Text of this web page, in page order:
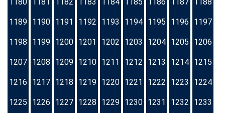
1189 1190 1191 1192 1193 1194 1195 1196 1197
1198 1199 1200 1201 1202 1203 1204 1205 1206
1207 1208 1209 1210 1211 1212 1213 1214 1215
1216 1217 1218 1219 1220 1221 1222 1223 1224
1225 1226 1227 1228 1229 1230 1231 1232 1233